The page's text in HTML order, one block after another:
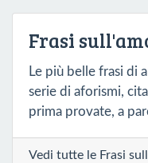
Frasi
Le più belle frasi di
serie di aforismi,
prima provate, a
Vedi tutte le Frasi